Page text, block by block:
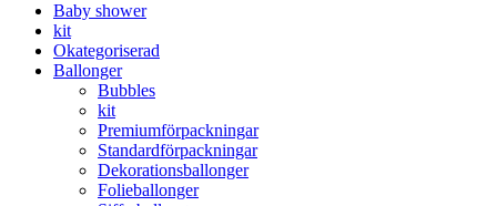
Baby shower
kit
Okategoriserad
Ballonger
Bubbles
kit
Premium­förpackningar
Standard­­förpackningar
Dekorations­ballonger
Folie­­­ballonger